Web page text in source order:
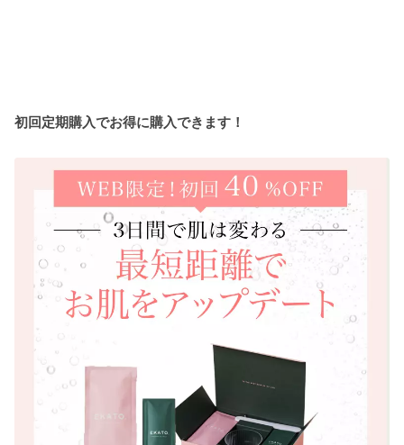
初回定期購入でお得に購入できます！